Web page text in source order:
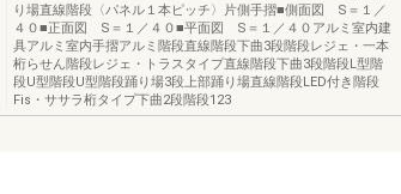
り場直線階段〈パネル１本ピッチ〉片側手摺■側面図 S＝１／
４０■正面図 S＝１／４０■平面図 S＝１／４０アルミ室内建
具アルミ室内手摺アルミ階段直線階段下曲3段階段レジェ・一本
桁らせん階段レジェ・トラスタイプ直線階段下曲3段階段L型階
段U型階段U型階段踊り場3段上部踊り場直線階段LED付き階段
Fis・ササラ桁タイプ下曲2段階段123